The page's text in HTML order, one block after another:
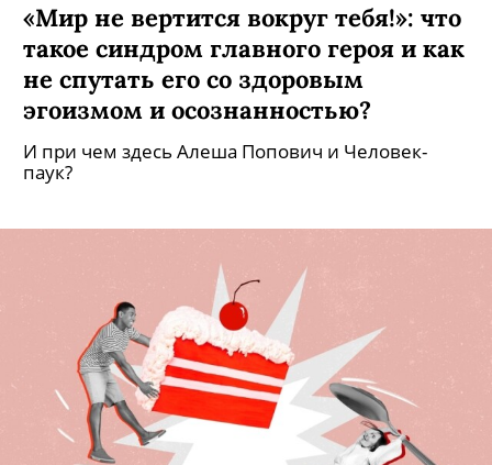
«Мир не вертится вокруг тебя!»: что
такое синдром главного героя и как
не спутать его со здоровым
эгоизмом и осознанностью?
И при чем здесь Алеша Попович и Человек-
паук?